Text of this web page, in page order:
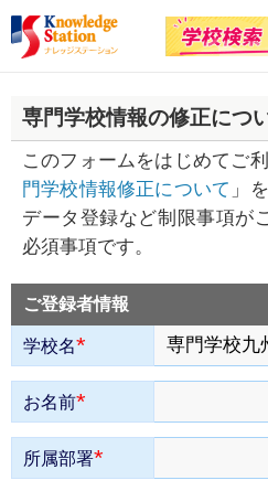
専門学校情報の修正につ
このフォームをはじめてご
門学校情報修正について 」
データ登録など制限事項が
必須事項です。
ご登録者情報
学校名*
お名前*
所属部署*